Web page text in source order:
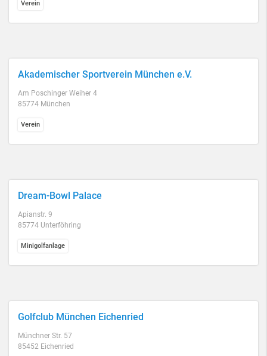
Verein
Akademischer Sportverein München e.V.
Am Poschinger Weiher 4
85774 München
Verein
Dream-Bowl Palace
Apianstr. 9
85774 Unterföhring
Minigolfanlage
Golfclub München Eichenried
Münchner Str. 57
85452 Eichenried